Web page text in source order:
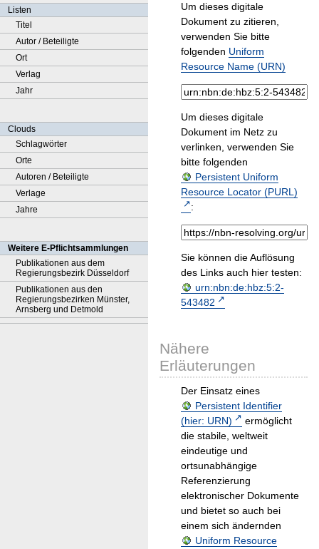
Listen
Titel
Autor / Beteiligte
Ort
Verlag
Jahr
Clouds
Schlagwörter
Orte
Autoren / Beteiligte
Verlage
Jahre
Weitere E-Pflichtsammlungen
Publikationen aus dem
Regierungsbezirk Düsseldorf
Publikationen aus den
Regierungsbezirken Münster,
Arnsberg und Detmold
Um dieses digitale
Dokument zu zitieren,
verwenden Sie bitte
folgenden Uniform
Resource Name (URN)
Um dieses digitale
Dokument im Netz zu
verlinken, verwenden Sie
bitte folgenden
Persistent Uniform
Resource Locator (PURL)
:
Sie können die Auflösung
des Links auch hier testen:
urn:nbn:de:hbz:5:2-
543482
Nähere
Erläuterungen
Der Einsatz eines
Persistent Identifier
(hier: URN)
ermöglicht
die stabile, weltweit
eindeutige und
ortsunabhängige
Referenzierung
elektronischer Dokumente
und bietet so auch bei
einem sich ändernden
Uniform Resource